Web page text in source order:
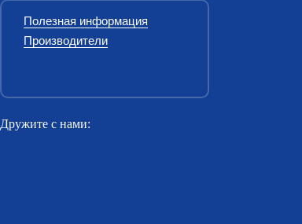
Полезная информация
Производители
Дружите с нами: